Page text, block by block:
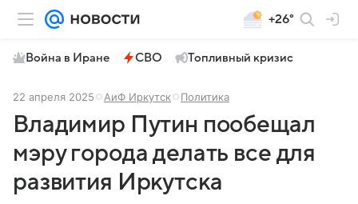
+26°
Война в Иране СВО Топливный кризис
22 апреля 2025 АиФ Иркутск Политика
Владимир Путин пообещал
мэру города делать все для
развития Иркутска